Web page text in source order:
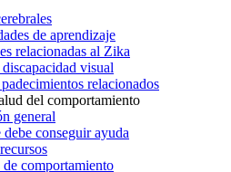
de aprendizaje
relacionadas al Zika
visual
relacionados
del comportamiento
general
debe conseguir ayuda
de comportamiento